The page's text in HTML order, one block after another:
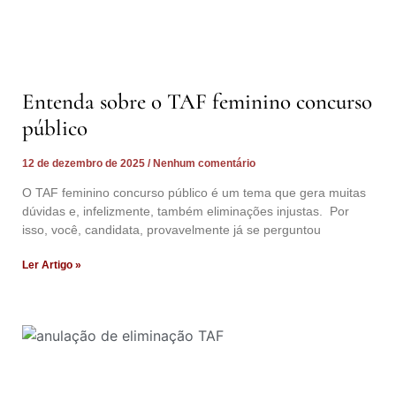
Entenda sobre o TAF feminino concurso
público
12 de dezembro de 2025 Nenhum comentário
O TAF feminino concurso público é um tema que gera muitas
dúvidas e, infelizmente, também eliminações injustas. Por
isso, você, candidata, provavelmente já se perguntou
Ler Artigo »